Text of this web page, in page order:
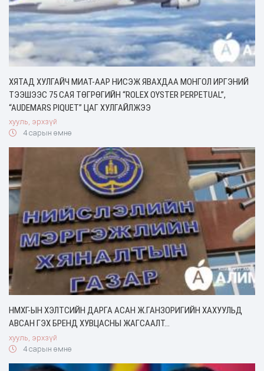
ХЯТАД ХУЛГАЙЧ МИАТ-ААР НИСЭЖ ЯВАХДАА МОНГОЛ ИРГЭНИЙ
ТЭЭШЭЭС 75 САЯ ТӨГРӨГИЙН “ROLEX OYSTER PERPETUAL”,
“AUDEMARS PIQUET” ЦАГ ХУЛГАЙЛЖЭЭ
хууль, эрхзүй
4 сарын өмнө
НМХГ-ЫН ХЭЛТСИЙН ДАРГА АСАН Ж.ГАНЗОРИГИЙН ХАХУУЛЬД
АВСАН ГЭХ БРЕНД ХУВЦАСНЫ ЖАГСААЛТ…
хууль, эрхзүй
4 сарын өмнө